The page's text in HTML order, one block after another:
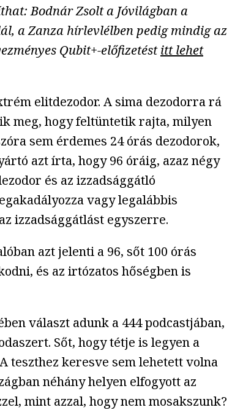
Bodnár Zsolt a Jóvilágban a
a Zanza hírlevlélben pedig mindig az
Qubit+-előfizetéstitt lehet
elitdezodor. A sima dezodorra rá
meg, hogy feltüntetik rajta, milyen
sem érdemes 24 órás dezodorok,
azt írta, hogy 96 óráig, azaz négy
és az izzadsággátló
vagy legalábbis
izzadsággátlást egyszerre.
azt jelenti a 96, sőt 100 órás
és az irtózatos hőségben is
választ adunk a 444 podcastjában,
Sőt, hogy tétje is legyen a
teszthez keresve sem lehetett volna
néhány helyen elfogyott az
mint azzal, hogy nem mosakszunk?